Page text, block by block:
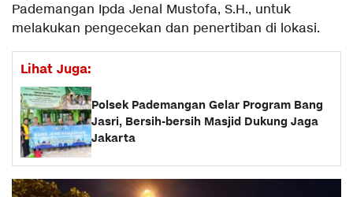
Pademangan Ipda Jenal Mustofa, S.H., untuk
melakukan pengecekan dan penertiban di lokasi.
Lihat Juga:
Polsek Pademangan Gelar Program Bang
Jasri, Bersih-bersih Masjid Dukung Jaga
Jakarta